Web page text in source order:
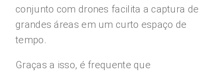
conjunto com drones facilita a captura de
grandes áreas em um curto espaço de
tempo.
Graças a isso, é frequente que